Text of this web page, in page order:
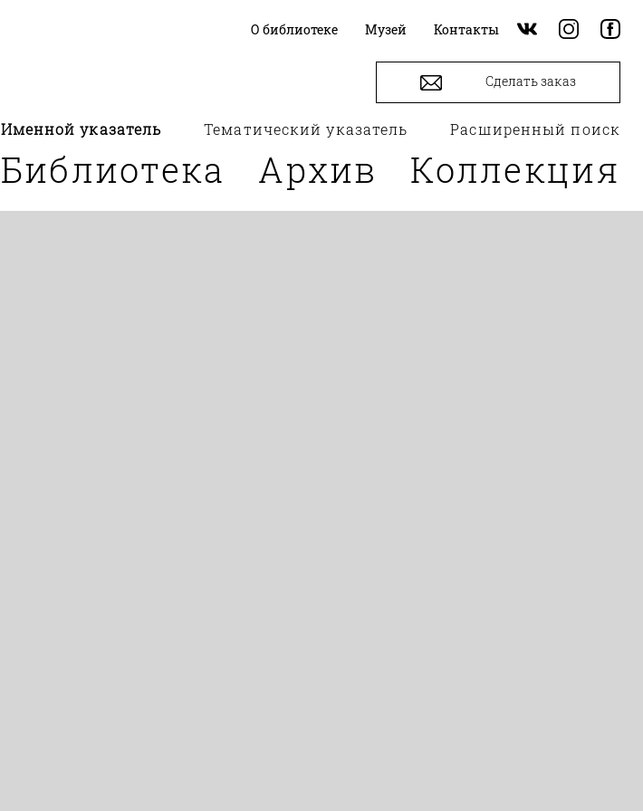
О библиотеке Музей Контакты
Именной указатель Тематический указатель Расширенный поиск
Сделать заказ
Библиотека Архив Коллекция